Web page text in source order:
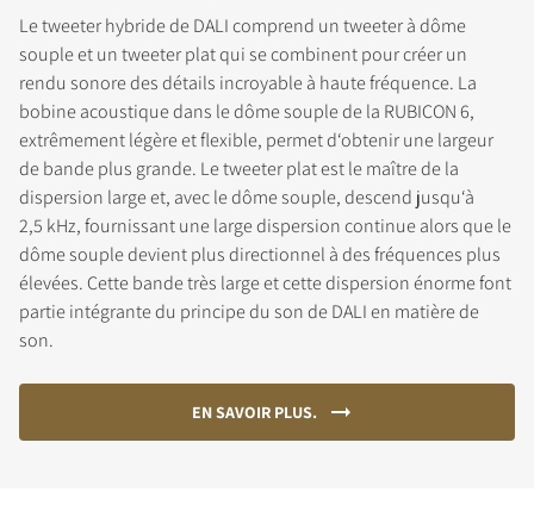
Le tweeter hybride de DALI comprend un tweeter à dôme
souple et un tweeter plat qui se combinent pour créer un
rendu sonore des détails incroyable à haute fréquence. La
bobine acoustique dans le dôme souple de la RUBICON 6,
extrêmement légère et flexible, permet d‘obtenir une largeur
de bande plus grande. Le tweeter plat est le maître de la
dispersion large et, avec le dôme souple, descend jusqu‘à
2,5 kHz, fournissant une large dispersion continue alors que le
dôme souple devient plus directionnel à des fréquences plus
élevées. Cette bande très large et cette dispersion énorme font
partie intégrante du principe du son de DALI en matière de
son.
EN SAVOIR PLUS.